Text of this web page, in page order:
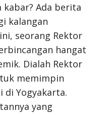
kabar? Ada berita
kalangan
seorang Rektor
hangat
Dialah Rektor
memimpin
di Yogyakarta.
yang